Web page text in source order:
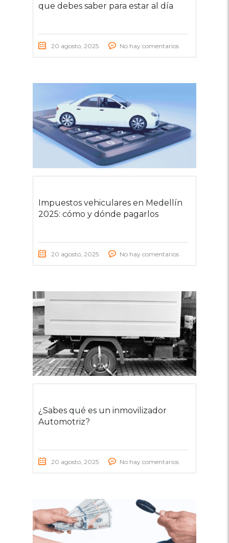
que debes saber para estar al día
20 agosto, 2025 No hay comentarios
Impuestos vehiculares en Medellín
2025: cómo y dónde pagarlos
20 agosto, 2025 No hay comentarios
¿Sabes qué es un inmovilizador
Automotriz?
20 agosto, 2025 No hay comentarios